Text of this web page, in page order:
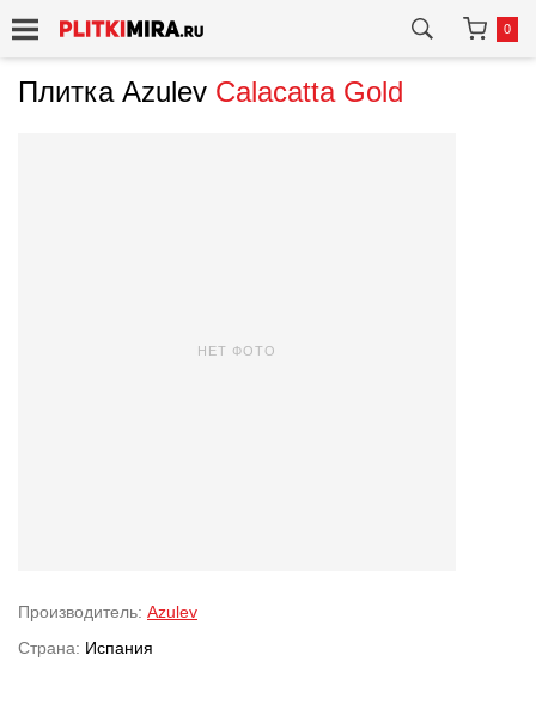
0
Плитка Azulev Calacatta Gold
НЕТ ФОТО
Производитель: Azulev
Страна: Испания